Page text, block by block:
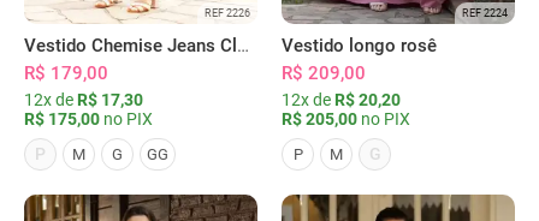
REF 2226
Vestido Chemise Jeans Clássica Serena
R$ 179,00
12x de R$ 17,30
R$ 175,00 no PIX
P
M G GG
REF 2224
Vestido longo rosê
R$ 209,00
12x de R$ 20,20
R$ 205,00 no PIX
P M G